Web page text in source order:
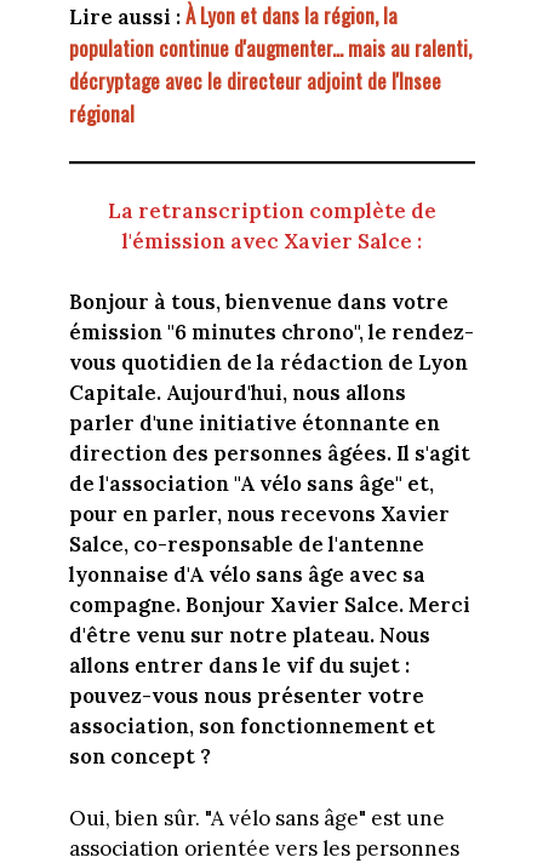
Lire aussi :À Lyon et dans la région, la
population continue d'augmenter... mais au ralenti,
décryptage avec le directeur adjoint de l'Insee
régional
La retranscription complète de
l'émission avec Xavier Salce :
Bonjour à tous, bienvenue dans votre
émission "6 minutes chrono", le rendez-
vous quotidien de la rédaction de Lyon
Capitale. Aujourd'hui, nous allons
parler d'une initiative étonnante en
direction des personnes âgées. Il s'agit
de l'association "A vélo sans âge" et,
pour en parler, nous recevons Xavier
Salce, co-responsable de l'antenne
lyonnaise d'A vélo sans âge avec sa
compagne. Bonjour Xavier Salce. Merci
d'être venu sur notre plateau. Nous
allons entrer dans le vif du sujet :
pouvez-vous nous présenter votre
association, son fonctionnement et
son concept ?
Oui, bien sûr. "A vélo sans âge" est une
association orientée vers les personnes